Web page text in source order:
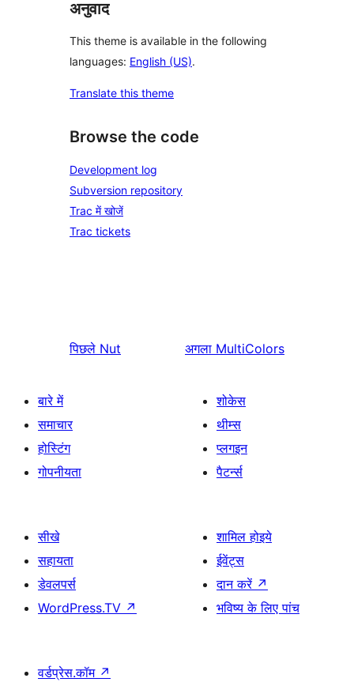
अनुवाद
This theme is available in the following
languages: English (US).
Translate this theme
Browse the code
Development log
Subversion repository
Trac में खोजें
Trac tickets
पिछले Nut अगला MultiColors
बारे में
समाचार
होस्टिंग
गोपनीयता
शोकेस
थीम्स
प्लगइन
पैटर्न्स
सीखे
सहायता
डेवलपर्स
WordPress.TV ↗
शामिल होइये
ईवेंट्स
दान करें ↗
भविष्य के लिए पांच
वर्डप्रेस.कॉम ↗